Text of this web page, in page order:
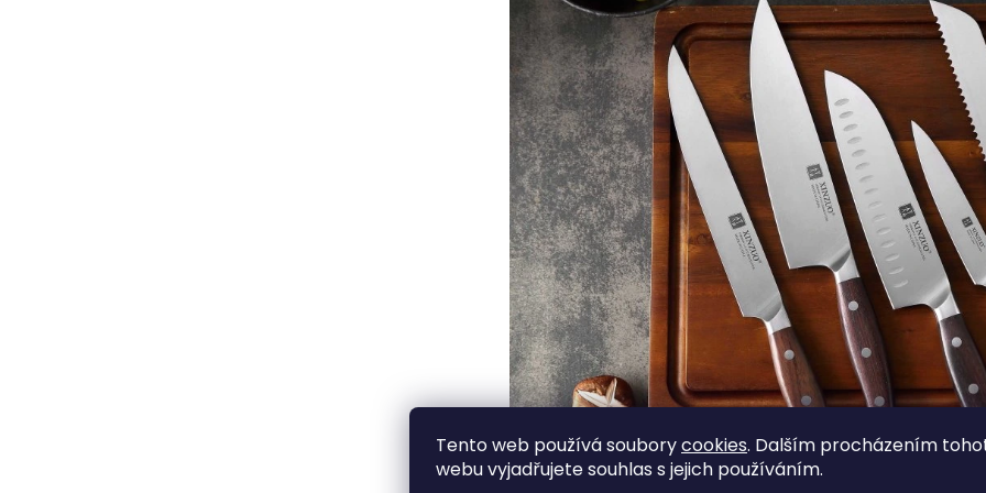
Tento web používá souborycookies. Dalším procházením
webu vyjadřujete souhlas s jejich používáním.